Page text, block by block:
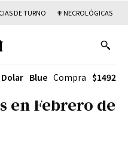
DE TURNO ✟ NECROLÓGICAS
Dolar BlueCompra $1492
en Febrero de